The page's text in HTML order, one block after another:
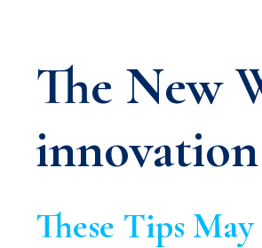
The New
innovation
These Tips